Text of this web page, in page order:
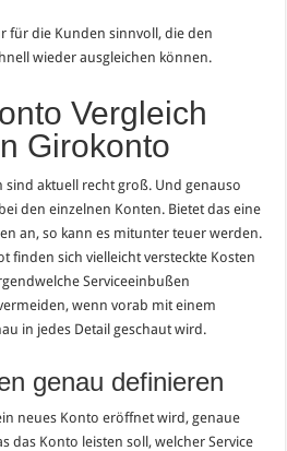
für die Kunden sinnvoll, die den
wieder ausgleichen können.
Vergleich
Girokonto
sind aktuell recht groß. Und genauso
den einzelnen Konten. Bietet das eine
an, so kann es mitunter teuer werden.
finden sich vielleicht versteckte Kosten
Serviceeinbußen
wenn vorab mit einem
in jedes Detail geschaut wird.
genau definieren
neues Konto eröffnet wird, genaue
das Konto leisten soll, welcher Service